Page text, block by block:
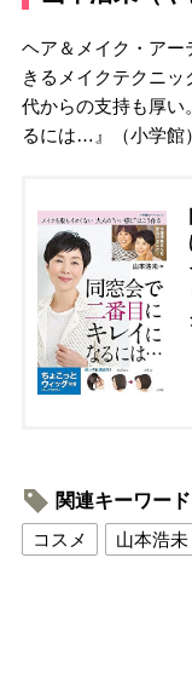
ヘア＆メイク・アー
きるメイクテクニ
代からの支持も厚い
るには…』（小学館
関連キーワード
コスメ
山本浩未